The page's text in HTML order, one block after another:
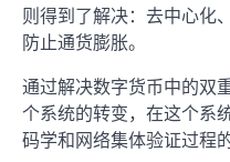
则得到了解决：去中心化
防止通货膨胀。
通过解决数字货币中的双
个系统的转变，在这个系
码学和网络集体验证过程